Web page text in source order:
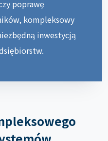
poprawę
kompleksowy
inwestycją